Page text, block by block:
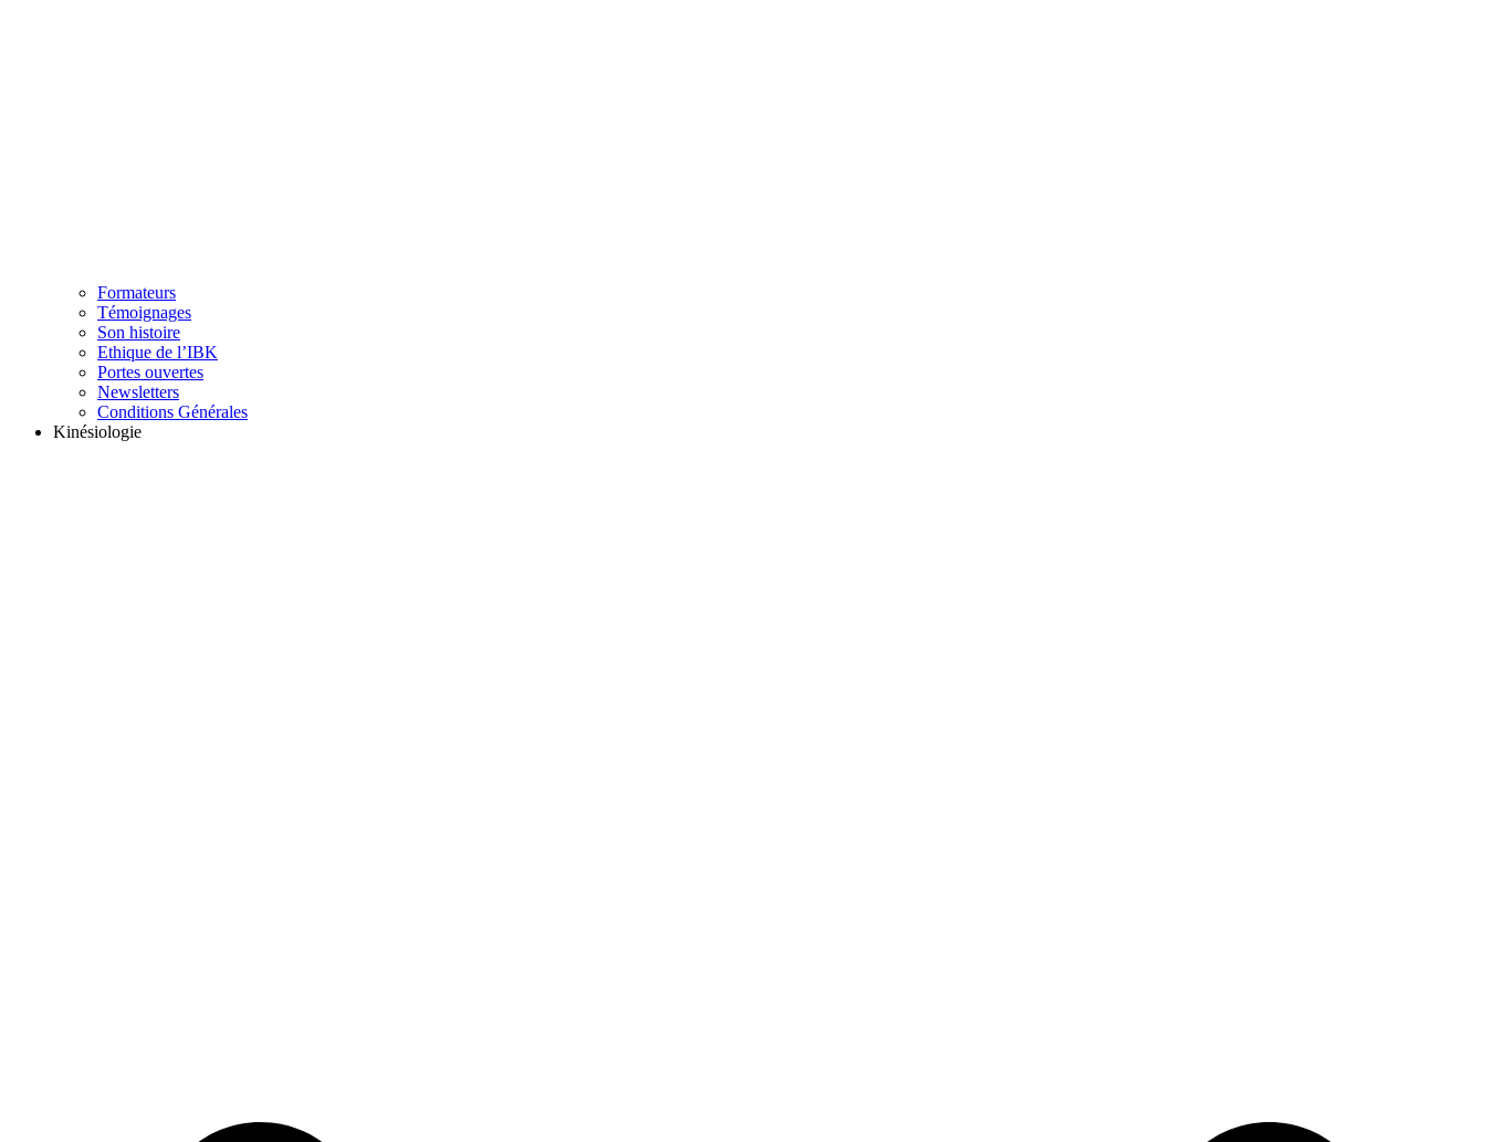
Formateurs
Témoignages
Son histoire
Ethique de l’IBK
Portes ouvertes
Newsletters
Conditions Générales
Kinésiologie